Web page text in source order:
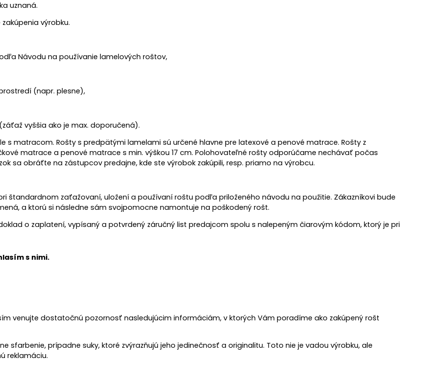
uznaná.
výrobku.
Návodu na používanie lamelových roštov,
(napr. plesne),
vyššia ako je max. doporučená).
matracom. Rošty s predpätými lamelami sú určené hlavne pre latexové a penové matrace. Rošty z
matrace a penové matrace s min. výškou 17 cm. Polohovateľné rošty odporúčame nechávať počas
sa obráťte na zástupcov predajne, kde ste výrobok zakúpili, resp. priamo na výrobcu.
štandardnom zaťažovaní, uložení a používaní roštu podľa priloženého návodu na použitie. Zákazníkovi bude
a ktorú si následne sám svojpomocne namontuje na poškodený rošt.
o zaplatení, vypísaný a potvrdený záručný list predajcom spolu s nalepeným čiarovým kódom, ktorý je pri
s nimi.
venujte dostatočnú pozornosť nasledujúcim informáciám, v ktorých Vám poradíme ako zakúpený rošt
sfarbenie, prípadne suky, ktoré zvýrazňujú jeho jedinečnosť a originalitu. Toto nie je vadou výrobku, ale
reklamáciu.